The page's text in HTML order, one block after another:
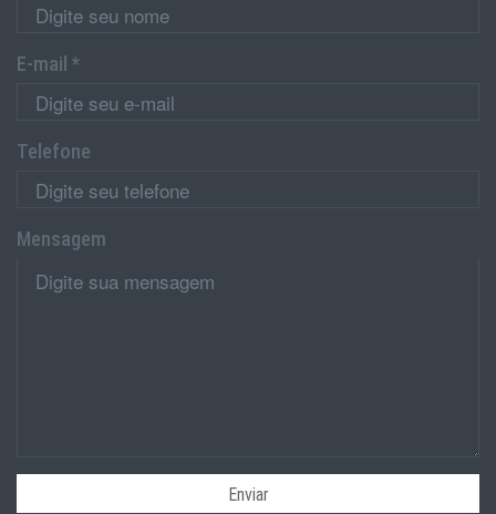
E-mail *
Telefone
Mensagem
Enviar